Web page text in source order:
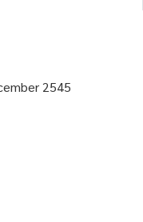
2545